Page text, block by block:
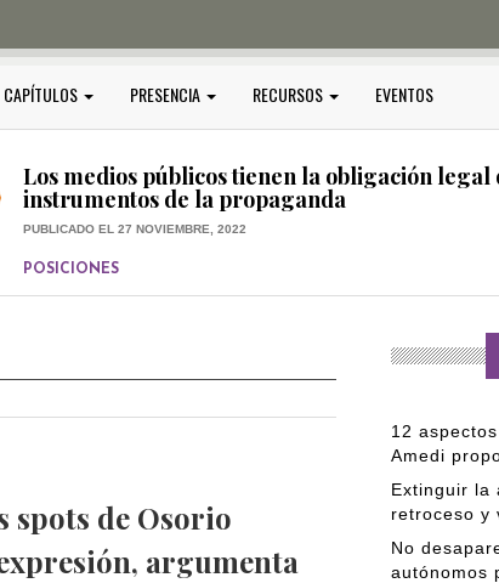
CAPÍTULOS PRESENCIA RECURSOS EVENTOS
PUBLICADO EL 17 DICIEMBRE, 2022
Los medios públicos tienen la obligación legal
instrumentos de la propaganda
PUBLICADO EL 27 NOVIEMBRE, 2022
POSICIONES
Consejos ciudadanos e IFT deben garantizar
spots de Osorio
argumenta
12
Amedi
Extinguir la
retroceso y
No
autónomos